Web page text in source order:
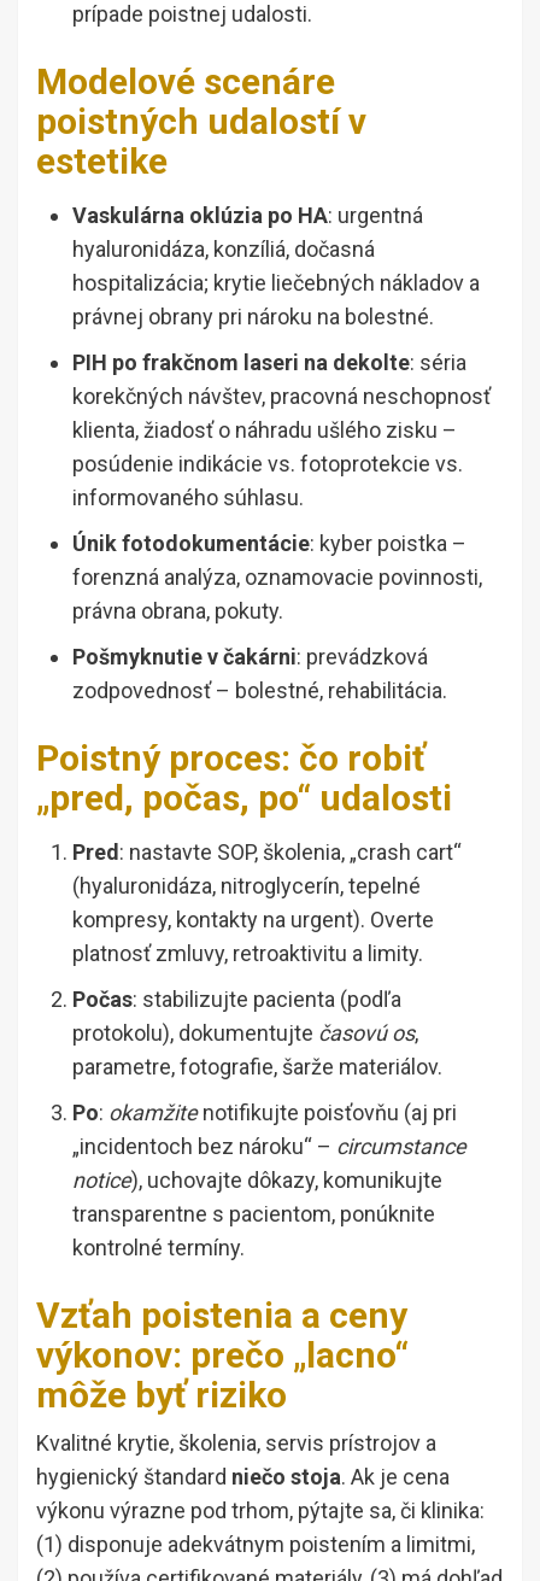
prípade poistnej udalosti.
Modelové scenáre
poistných udalostí v
estetike
Vaskulárna oklúzia po HA: urgentná
hyaluronidáza, konzíliá, dočasná
hospitalizácia; krytie liečebných nákladov a
právnej obrany pri nároku na bolestné.
PIH po frakčnom laseri na dekolte: séria
korekčných návštev, pracovná neschopnosť
klienta, žiadosť o náhradu ušlého zisku –
posúdenie indikácie vs. fotoprotekcie vs.
informovaného súhlasu.
Únik fotodokumentácie: kyber poistka –
forenzná analýza, oznamovacie povinnosti,
právna obrana, pokuty.
Pošmyknutie v čakárni: prevádzková
zodpovednosť – bolestné, rehabilitácia.
Poistný proces: čo robiť
„pred, počas, po“ udalosti
Pred: nastavte SOP, školenia, „crash cart“
(hyaluronidáza, nitroglycerín, tepelné
kompresy, kontakty na urgent). Overte
platnosť zmluvy, retroaktivitu a limity.
Počas: stabilizujte pacienta (podľa
protokolu), dokumentujte časovú os,
parametre, fotografie, šarže materiálov.
Po: okamžitenotifikujte poisťovňu (aj pri
„incidentoch bez nároku“ – circumstance
notice), uchovajte dôkazy, komunikujte
transparentne s pacientom, ponúknite
kontrolné termíny.
Vzťah poistenia a ceny
výkonov: prečo „lacno“
môže byť riziko
Kvalitné krytie, školenia, servis prístrojov a
hygienický štandard niečo stoja. Ak je cena
výkonu výrazne pod trhom, pýtajte sa, či klinika:
(1) disponuje adekvátnym poistením a limitmi,